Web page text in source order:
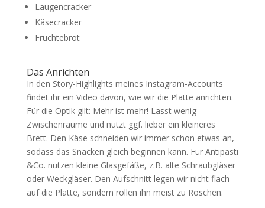
Laugencracker
Käsecracker
Früchtebrot
Das Anrichten
In den Story-Highlights meines Instagram-Accounts
findet ihr ein Video davon, wie wir die Platte anrichten.
Für die Optik gilt: Mehr ist mehr! Lasst wenig
Zwischenräume und nutzt ggf. lieber ein kleineres
Brett. Den Käse schneiden wir immer schon etwas an,
sodass das Snacken gleich beginnen kann. Für Antipasti
&Co. nutzen kleine Glasgefäße, z.B. alte Schraubgläser
oder Weckgläser. Den Aufschnitt legen wir nicht flach
auf die Platte, sondern rollen ihn meist zu Röschen.